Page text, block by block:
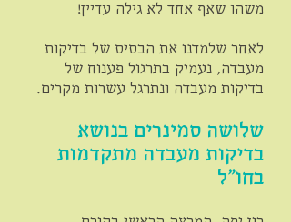
משהו שאף אחד לא גילה עדיין!
לאחר שלמדנו את הבסיס של בדיקות
מעבדה, נעמיק בתרגול פענוח של
בדיקות מעבדה ונתרגל עשרות מקרים.
שלושה סמינרים בנושא
בדיקות מעבדה מתקדמות
בחו"ל